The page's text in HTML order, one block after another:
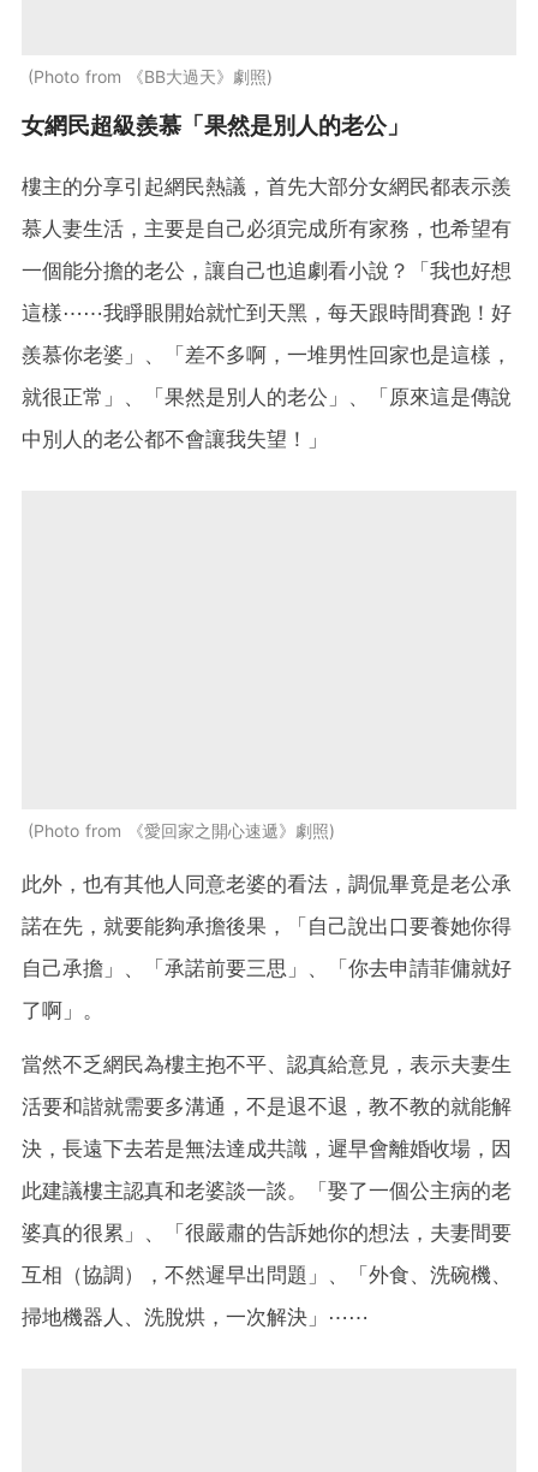
Photo from 《BB大過天》劇照
女網民超級羨慕「果然是別人的老公」
樓主的分享引起網民熱議，首先大部分女網民都表示羨
慕人妻生活，主要是自己必須完成所有家務，也希望有
一個能分擔的老公，讓自己也追劇看小說？「我也好想
這樣⋯⋯我睜眼開始就忙到天黑，每天跟時間賽跑！好
羨慕你老婆」、「差不多啊，一堆男性回家也是這樣，
就很正常」、「果然是別人的老公」、「原來這是傳說
中別人的老公都不會讓我失望！」
Photo from 《愛回家之開心速遞》劇照
此外，也有其他人同意老婆的看法，調侃畢竟是老公承
諾在先，就要能夠承擔後果，「自己說出口要養她你得
自己承擔」、「承諾前要三思」、「你去申請菲傭就好
了啊」。
當然不乏網民為樓主抱不平、認真給意見，表示夫妻生
活要和諧就需要多溝通，不是退不退，教不教的就能解
決，長遠下去若是無法達成共識，遲早會離婚收場，因
此建議樓主認真和老婆談一談。「娶了一個公主病的老
婆真的很累」、「很嚴肅的告訴她你的想法，夫妻間要
互相（協調），不然遲早出問題」、「外食、洗碗機、
掃地機器人、洗脫烘，一次解決」⋯⋯